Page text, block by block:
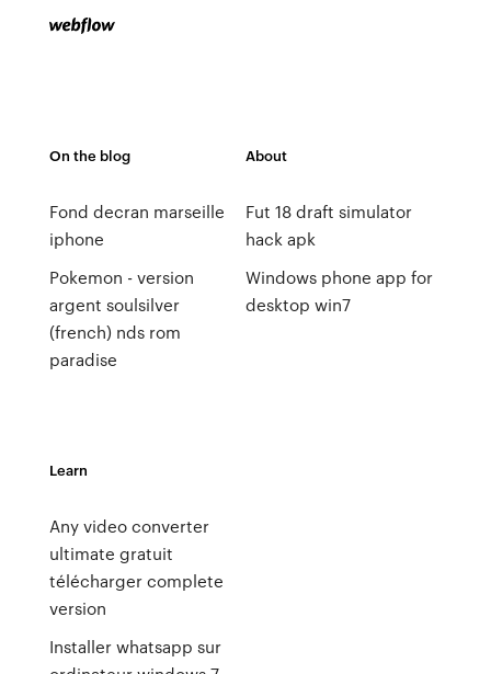
On the blog
Fond decran marseille
iphone
Pokemon - version
argent soulsilver
(french) nds rom
paradise
About
Fut 18 draft simulator
hack apk
Windows phone app for
desktop win7
Learn
Any video converter
ultimate gratuit
télécharger complete
version
Installer whatsapp sur